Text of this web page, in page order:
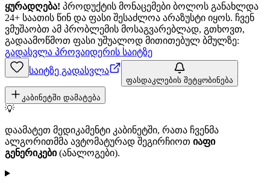
ყურადღება! პროდუქტის მონაცემები ბოლოს განახლდა
24+ საათის წინ და ფასი შესაძლოა არაზუსტი იყოს. ჩვენ
ვმუშაობთ ამ პრობლემის მოსაგვარებლად, გთხოვთ,
გადაამოწმოთ ფასი უშუალოდ მითითებულ ბმულზე:
გადასვლა პროვაიდერის საიტზე
საიტზე გადასვლა
ფასდაკლების შეტყობინება
კაბინეტში დამატება
💡
დაამატეთ მედიკამენტი კაბინეტში, რათა ჩვენმა
ალგორითმმა ავტომატურად შეგირჩიოთ იაფი
გენერიკები(ანალოგები).